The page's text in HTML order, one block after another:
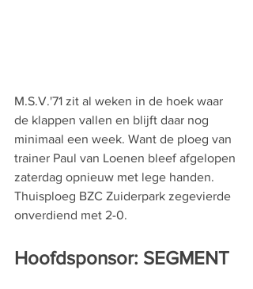
M.S.V.'71 zit al weken in de hoek waar
de klappen vallen en blijft daar nog
minimaal een week. Want de ploeg van
trainer Paul van Loenen bleef afgelopen
zaterdag opnieuw met lege handen.
Thuisploeg BZC Zuiderpark zegevierde
onverdiend met 2-0.
Hoofdsponsor: SEGMENT